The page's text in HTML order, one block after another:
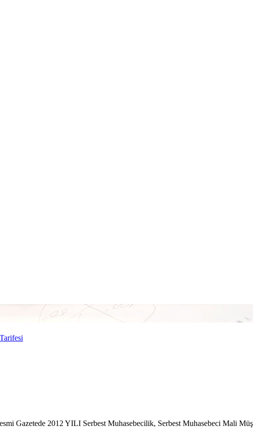
Gazetede 2012 YILI Serbest Muhasebecilik, Serbest Muhasebeci Mali